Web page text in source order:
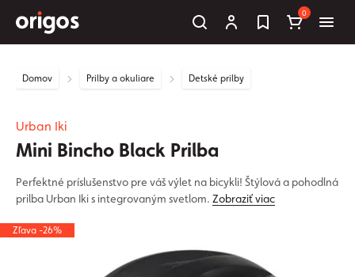
0
Domov Prilby a okuliare Detské prilby
Urban Iki
Mini Bincho Black Prilba
Perfektné príslušenstvo pre váš výlet na bicykli! Štýlová a pohodlná
prilba Urban Iki s integrovaným svetlom. Zobraziť viac
Zľava -26%